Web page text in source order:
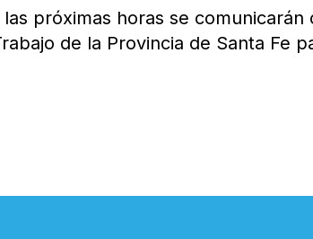
próximas horas se comunicarán
de la Provincia de Santa Fe